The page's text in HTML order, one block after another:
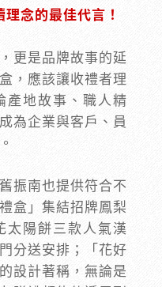
念的最佳代言！
更是品牌故事的延
，應該讓收禮者理
產地故事、職人精
為企業與客戶、員
振南也提供符合不
盒」集結招牌鳳梨
太陽餅三款人氣漢
分送安排；「花好
設計著稱，無論是